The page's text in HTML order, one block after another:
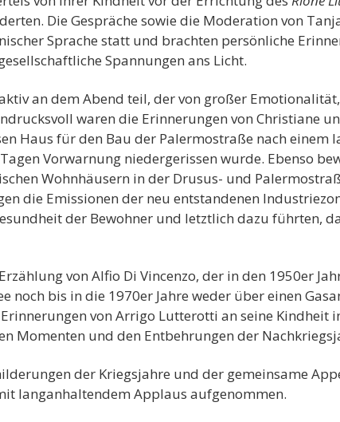
Die Gespräche sowie die Moderation von
Sprache statt und brachten persönliche
Spannungen ans Licht.
an dem Abend teil, der von großer
waren die Erinnerungen von Christiane
Haus für den Bau der Palermostraße nach
Vorwarnung niedergerissen wurde. Ebenso
Wohnhäusern in der Drusus- und
die Emissionen der neu entstandenen
der Bewohner und letztlich dazu führten,
von Alfio Di Vincenzo, der in den 1950er
noch bis in die 1970er Jahre weder über einen
von Arrigo Lutterotti an seine Kindheit
Momenten und den Entbehrungen der
der Kriegsjahre und der gemeinsame
langanhaltendem Applaus aufgenommen.